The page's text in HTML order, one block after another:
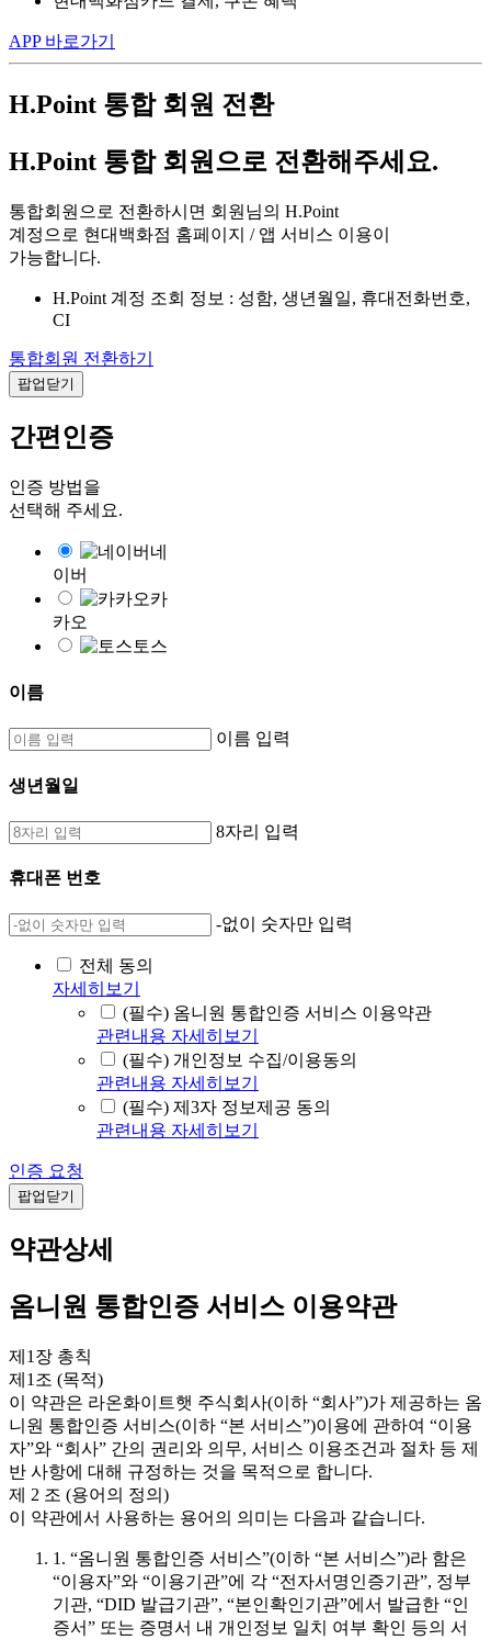
APP 바로가기
H.Point 통합 회원 전환
H.Point 통합 회원으로 전환해주세요.
통합회원으로 전환하시면 회원님의 H.Point
계정으로 현대백화점 홈페이지 / 앱 서비스 이용이
가능합니다.
H.Point 계정 조회 정보 : 성함, 생년월일, 휴대전화번호,
CI
통합회원 전환하기
팝업닫기
간편인증
인증 방법을
선택해 주세요.
네
이버
카
카오
토스
이름
이름 입력
생년월일
8자리 입력
휴대폰 번호
-없이 숫자만 입력
전체 동의
자세히보기
(필수) 옴니원 통합인증 서비스 이용약관
관련내용 자세히보기
(필수) 개인정보 수집/이용동의
관련내용 자세히보기
(필수) 제3자 정보제공 동의
관련내용 자세히보기
인증 요청
팝업닫기
약관상세
옴니원 통합인증 서비스 이용약관
제1장 총칙
제1조 (목적)
이 약관은 라온화이트햇 주식회사(이하 “회사”)가 제공하는 옴
니원 통합인증 서비스(이하 “본 서비스”)이용에 관하여 “이용
자”와 “회사” 간의 권리와 의무, 서비스 이용조건과 절차 등 제
반 사항에 대해 규정하는 것을 목적으로 합니다.
제 2 조 (용어의 정의)
이 약관에서 사용하는 용어의 의미는 다음과 같습니다.
1. “옴니원 통합인증 서비스”(이하 “본 서비스”)라 함은
“이용자”와 “이용기관”에 각 “전자서명인증기관”, 정부
기관, “DID 발급기관”, “본인확인기관”에서 발급한 “인
증서” 또는 증명서 내 개인정보 일치 여부 확인 등의 서